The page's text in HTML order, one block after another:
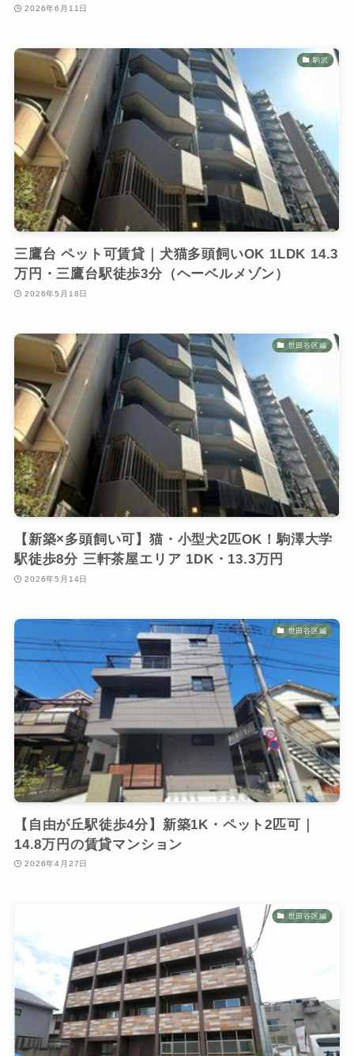
2026年6月11日
駒沢
三鷹台 ペット可賃貸｜犬猫多頭飼いOK 1LDK 14.3
万円・三鷹台駅徒歩3分（ヘーベルメゾン）
2026年5月18日
世田谷区編
【新築×多頭飼い可】猫・小型犬2匹OK！駒澤大学
駅徒歩8分 三軒茶屋エリア 1DK・13.3万円
2026年5月14日
世田谷区編
【自由が丘駅徒歩4分】新築1K・ペット2匹可｜
14.8万円の賃貸マンション
2026年4月27日
世田谷区編